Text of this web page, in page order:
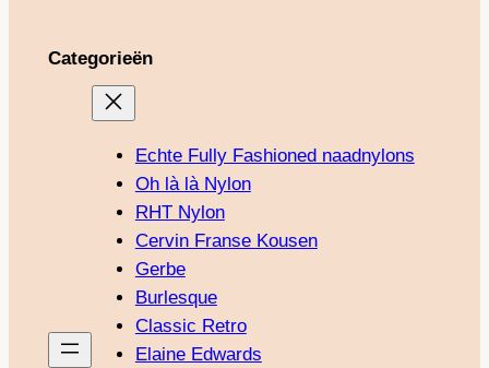
Categorieën
Echte Fully Fashioned naadnylons
Oh là là Nylon
RHT Nylon
Cervin Franse Kousen
Gerbe
Burlesque
Classic Retro
Elaine Edwards